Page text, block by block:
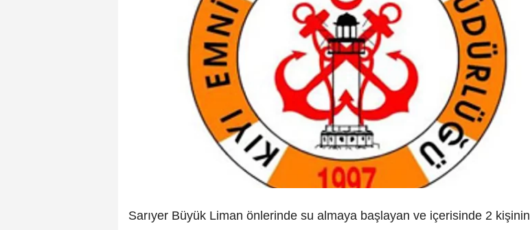
Sarıyer Büyük Liman önlerinde su almaya başlayan ve içerisinde 2 kişinin